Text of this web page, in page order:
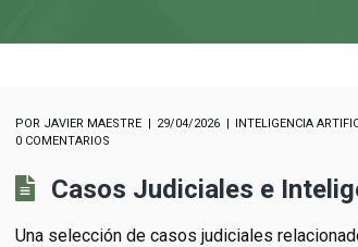
POR JAVIER MAESTRE 29/04/2026 INTELIGENCIA
0 COMENTARIOS
Casos Judiciales e
Una selección de casos judiciales